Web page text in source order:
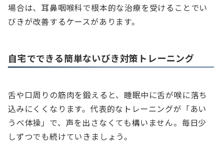
場合は、耳鼻咽喉科で根本的な治療を受けることでい
びきが改善するケースがあります。
自宅でできる簡単ないびき対策トレーニング
舌や口周りの筋肉を鍛えると、睡眠中に舌が喉に落ち
込みにくくなります。代表的なトレーニングが「あい
うべ体操」で、声を出さなくても構いません。毎日少
しずつでも続けていきましょう。